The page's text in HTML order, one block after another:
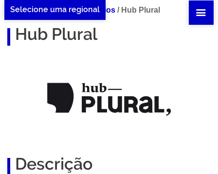
Selecione uma regional
Home Hub Plural/Benefícios / Hub Plural
Hub Plural
Descrição